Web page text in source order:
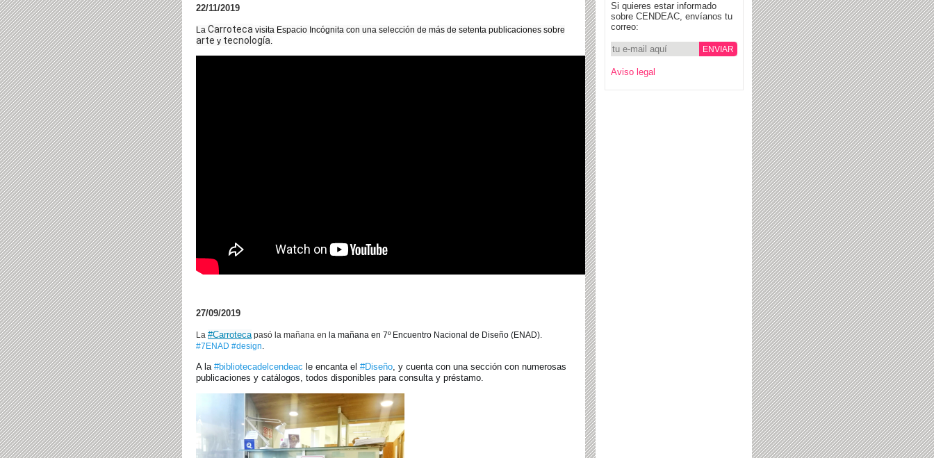
Si quieres estar informado
sobre CENDEAC, envíanos tu
correo:
Aviso legal
22/11/2019
La Carroteca visita Espacio Incógnita con una selección de más de setenta publicaciones sobre
arte y tecnología.
27/09/2019
La #Carroteca pasó la mañana en la mañana en 7º Encuentro Nacional de Diseño (ENAD).
#7ENAD #design
A la #bibliotecadelcendeac le encanta el #Diseño , y cuenta con una sección con numerosas
publicaciones y catálogos, todos disponibles para consulta y préstamo.